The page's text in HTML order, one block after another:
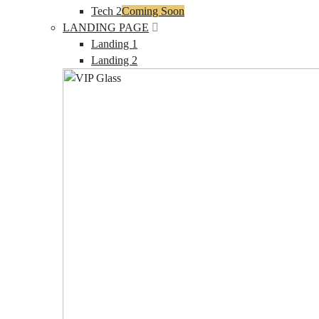
Tech 2Coming Soon
LANDING PAGE
Landing 1
Landing 2